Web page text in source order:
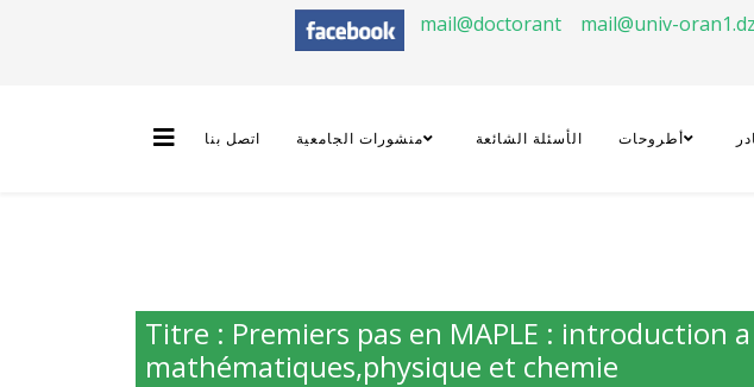
mail@doctorant mail@univ-oran1.dz
أطروحات الأسئلة الشائعة منشورات الجامعية اتصل بنا
Titre : Premiers pas en MAPLE : introduction
mathématiques,physique et chemie